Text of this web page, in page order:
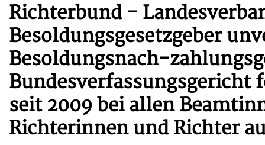
Richterbund -
Besoldungsgesetzgeber
Besoldungsnach-
seit 2009 bei allen
Richterinnen und Richter